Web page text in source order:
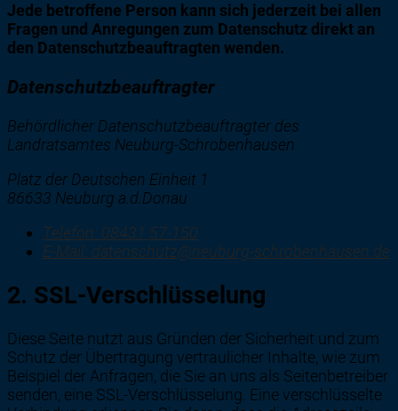
Jede betroffene Person kann sich jederzeit bei allen
Fragen und Anregungen zum Datenschutz direkt an
den Datenschutzbeauftragten wenden.
Datenschutzbeauftragter
Behördlicher Datenschutzbeauftragter des
Landratsamtes Neuburg-Schrobenhausen
Platz der Deutschen Einheit 1
86633 Neuburg a.d.Donau
Telefon: 08431 57-150
E-Mail: datenschutz@neuburg-schrobenhausen.de
2. SSL-Verschlüsselung
Diese Seite nutzt aus Gründen der Sicherheit und zum
Schutz der Übertragung vertraulicher Inhalte, wie zum
Beispiel der Anfragen, die Sie an uns als Seitenbetreiber
senden, eine SSL-Verschlüsselung. Eine verschlüsselte